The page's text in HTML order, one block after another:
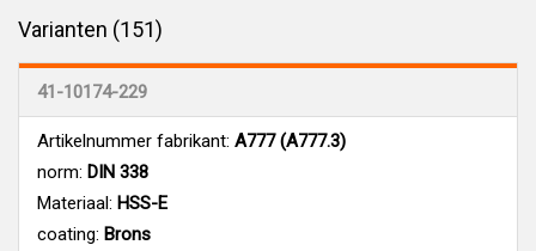
Varianten (151)
41-10174-229
Artikelnummer fabrikant: A777 (A777.3)
norm: DIN 338
Materiaal: HSS-E
coating: Brons